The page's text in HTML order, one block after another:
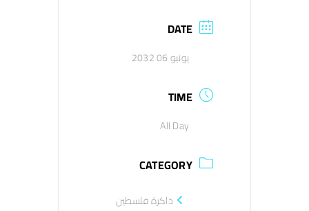
اتصل بناDATE
يونيو 06 2032
TIME
All Day
CATEGORY
ذاكرة فلسطين